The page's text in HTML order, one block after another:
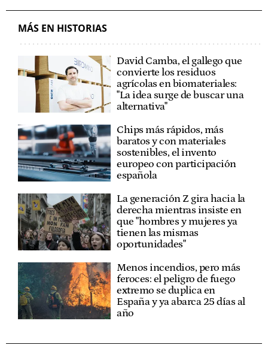
MÁS EN HISTORIAS
David Camba, el gallego que
convierte los residuos
agrícolas en biomateriales:
"La idea surge de buscar una
alternativa"
Chips más rápidos, más
baratos y con materiales
sostenibles, el invento
europeo con participación
española
La generación Z gira hacia la
derecha mientras insiste en
que "hombres y mujeres ya
tienen las mismas
oportunidades"
Menos incendios, pero más
feroces: el peligro de fuego
extremo se duplica en
España y ya abarca 25 días al
año